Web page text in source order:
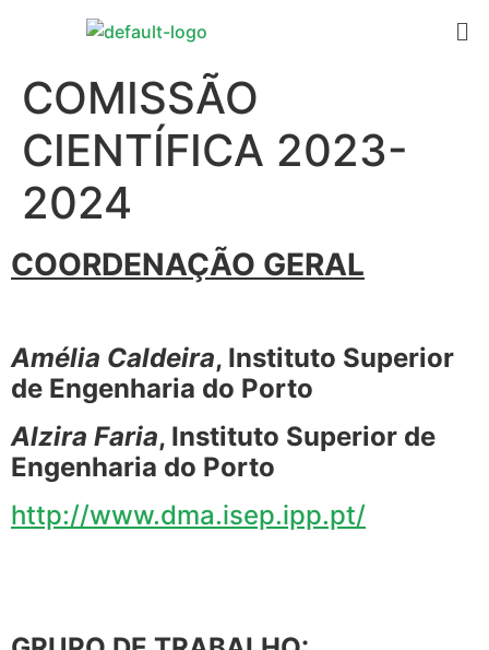
COMISSÃO
CIENTÍFICA 2023-
2024
COORDENAÇÃO GERAL
Amélia Caldeira, Instituto Superior
de Engenharia do Porto
Alzira Faria, Instituto Superior de
Engenharia do Porto
http://www.dma.isep.ipp.pt/